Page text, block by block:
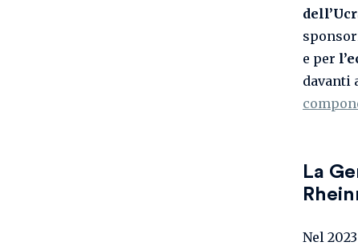
e per
davanti
La
Nel 2023